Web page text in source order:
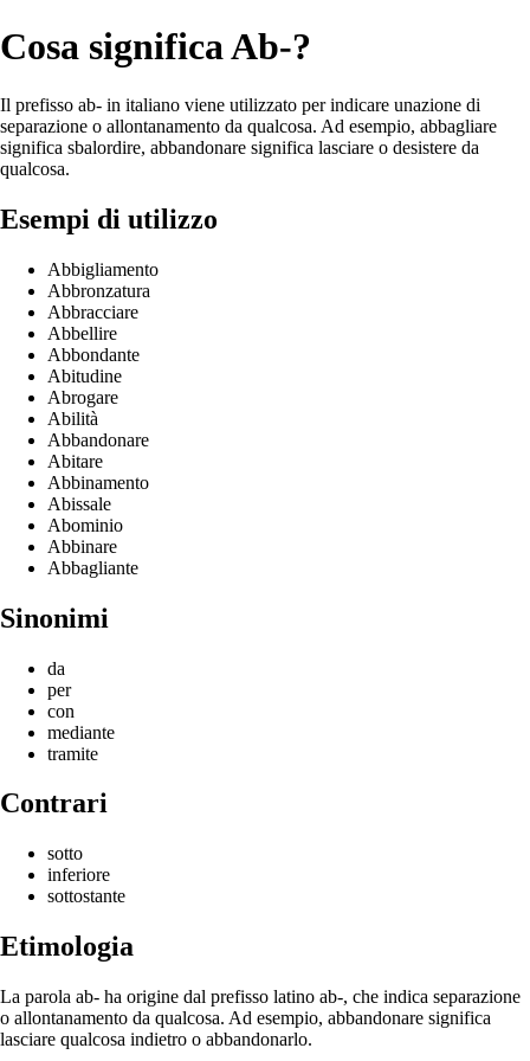
Cosa significa Ab-?
Il prefisso ab- in italiano viene utilizzato per indicare unazione di
separazione o allontanamento da qualcosa. Ad esempio, abbagliare
significa sbalordire, abbandonare significa lasciare o desistere da
qualcosa.
Esempi di utilizzo
Abbigliamento
Abbronzatura
Abbracciare
Abbellire
Abbondante
Abitudine
Abrogare
Abilità
Abbandonare
Abitare
Abbinamento
Abissale
Abominio
Abbinare
Abbagliante
Sinonimi
da
per
con
mediante
tramite
Contrari
sotto
inferiore
sottostante
Etimologia
La parola ab- ha origine dal prefisso latino ab-, che indica separazione
o allontanamento da qualcosa. Ad esempio, abbandonare significa
lasciare qualcosa indietro o abbandonarlo.